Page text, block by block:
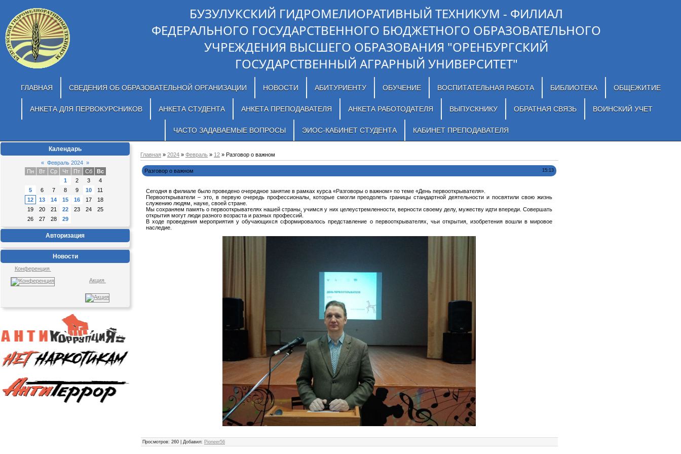
БУЗУЛУКСКИЙ ГИДРОМЕЛИОРАТИВНЫЙ ТЕХНИКУМ - ФИЛИАЛ
ФЕДЕРАЛЬНОГО ГОСУДАРСТВЕННОГО БЮДЖЕТНОГО ОБРАЗОВАТЕЛЬНОГО
УЧРЕЖДЕНИЯ ВЫСШЕГО ОБРАЗОВАНИЯ "ОРЕНБУРГСКИЙ
ГОСУДАРСТВЕННЫЙ АГРАРНЫЙ УНИВЕРСИТЕТ"
ГЛАВНАЯ СВЕДЕНИЯ ОБ ОБРАЗОВАТЕЛЬНОЙ ОРГАНИЗАЦИИ НОВОСТИ АБИТУРИЕНТУ ОБУЧЕНИЕ ВОСПИТАТЕЛЬНАЯ РАБОТА БИБЛИОТЕКА ОБЩЕЖИТИЕ
АНКЕТА ДЛЯ ПЕРВОКУРСНИКОВ АНКЕТА СТУДЕНТА АНКЕТА ПРЕПОДАВАТЕЛЯ АНКЕТА РАБОТОДАТЕЛЯ ВЫПУСКНИКУ ОБРАТНАЯ СВЯЗЬ ВОИНСКИЙ УЧЕТ
ЧАСТО ЗАДАВАЕМЫЕ ВОПРОСЫ ЭИОС-КАБИНЕТ СТУДЕНТА КАБИНЕТ ПРЕПОДАВАТЕЛЯ
Календарь
« Февраль 2024 »
Пн
Вт Ср Чт Пт Сб
Вс
1
2 3
4
5
6 7 8 9 10
11
12
13 14 15 16 17
18
19
20 21 22 23 24
25
26
27 28 29
Авторизация
Новости
Конференция
Акция
Главная » 2024 » Февраль » 12 » Разговор о важном
15:13
Разговор о важном
Сегодня в филиале было проведено очередное занятие в рамках курса «Разговоры о важном» по теме «День первооткрывателя».
Первооткрыватели – это, в первую очередь профессионалы, которые смогли преодолеть границы стандартной деятельности и посвятили свою жизнь
служению людям, науке, своей стране.
Мы сохраняем память о первооткрывателях нашей страны, учимся у них целеустремленности, верности своему делу, мужеству идти впереди. Совершать
открытия могут люди разного возраста и разных профессий.
В ходе проведения мероприятия у обучающихся сформировалось представление о первооткрывателях, чьи открытия, изобретения вошли в мировое
наследие.
Просмотров: 260 | Добавил: Pioneer56